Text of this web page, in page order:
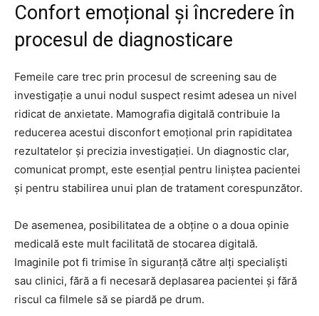
Confort emoțional și încredere în
procesul de diagnosticare
Femeile care trec prin procesul de screening sau de
investigație a unui nodul suspect resimt adesea un nivel
ridicat de anxietate. Mamografia digitală contribuie la
reducerea acestui disconfort emoțional prin rapiditatea
rezultatelor și precizia investigației. Un diagnostic clar,
comunicat prompt, este esențial pentru liniștea pacientei
și pentru stabilirea unui plan de tratament corespunzător.
De asemenea, posibilitatea de a obține o a doua opinie
medicală este mult facilitată de stocarea digitală.
Imaginile pot fi trimise în siguranță către alți specialiști
sau clinici, fără a fi necesară deplasarea pacientei și fără
riscul ca filmele să se piardă pe drum.